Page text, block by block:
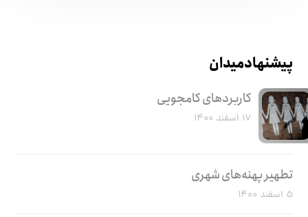
پیشنهاد میدان
کاربرد‌های کامجویی
۱۷ اسفند ۱۴۰۰
تطهیر پهنه‌های شهری
۵ اسفند ۱۴۰۰